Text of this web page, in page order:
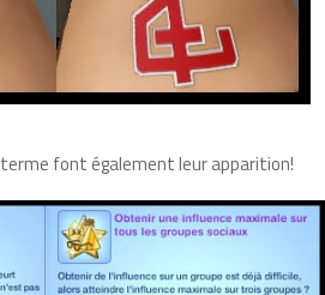
font également leur apparition!